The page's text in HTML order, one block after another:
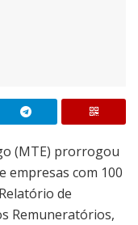
(MTE) prorrogou
empresas com 100
de
Remuneratórios,